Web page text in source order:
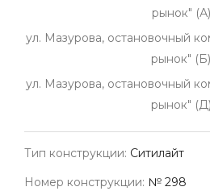
рынок" (А)
ул. Мазурова, остановочный
рынок" (Б)
ул. Мазурова, остановочный
рынок" (Д)
Тип конструкции: Ситилайт
Номер конструкции: № 298